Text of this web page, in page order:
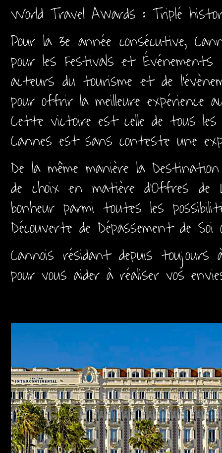
World Travel Awards : Triplé
Pour la 3e année consécutive,
pour les Festivals et
acteurs du tourisme et de
pour offrir la meilleure expérience
Cette victoire est celle de tous les
Cannes est sans conteste une
De la même manière la
de choix en matière d'Offres de
bonheur parmi toutes les
Découverte de Dépassement de
Cannois résidant depuis
pour vous aider à réaliser vos